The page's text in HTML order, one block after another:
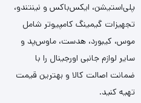
پلی‌استیشن، ایکس‌باکس و نینتندو،
تجهیزات گیمینگ کامپیوتر شامل
موس، کیبورد، هدست، ماوس‌پد و
سایر لوازم جانبی اورجینال را با
ضمانت اصالت کالا و بهترین قیمت
تهیه کنید.